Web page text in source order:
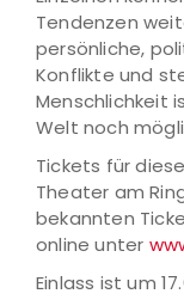
Tendenzen
persönliche,
Konflikte und
Menschlichkeit
Welt noch
Tickets für
Theater am
bekannten
online unter
Einlass ist um